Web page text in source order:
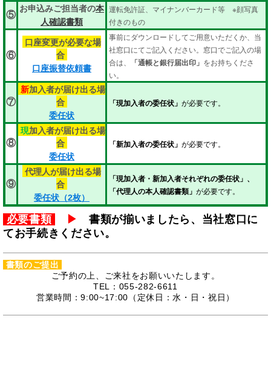
⑤
お申込みご担当者の本
人確認書類
運転免許証、マイナンバーカード等 ※顔写真
付きのもの
⑥
口座変更が必要な場
合
口座振替依頼書
事前にダウンロードしてご用意いただくか、当
社窓口にてご記入ください。窓口でご記入の場
合は、
「通帳と銀行届出印」 をお持ちくださ
い。
⑦
新加入者が届け出る場
合
委任状
「現加入者の委任状」 が必要です。
⑧
現加入者が届け出る場
合
委任状
「新加入者の委任状」 が必要です。
⑨
代理人が届け出る場
合
委任状（2枚）
「現加入者・新加入者それぞれの委任状」、
「代理人の本人確認書類」 が必要です。
必要書類 ▶
書類が揃いましたら、当社窓口に
てお手続きください。
書類のご提出
ご予約の上、ご来社をお願いいたします。
TEL：055-282-6611
営業時間：9:00~17:00（定休日：水・日・祝日）